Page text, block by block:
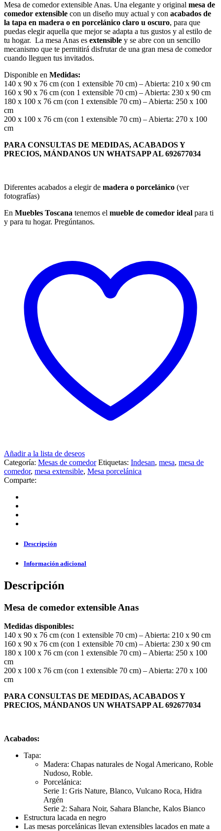
Mesa de comedor extensible Anas. Una elegante y original mesa de
comedor extensible con un diseño muy actual y con acabados de
la tapa en madera o en porcelánico claro u oscuro, para que
puedas elegir aquella que mejor se adapta a tus gustos y al estilo de
tu hogar. La mesa Anas es extensible y se abre con un sencillo
mecanismo que te permitirá disfrutar de una gran mesa de comedor
cuando lleguen tus invitados.
Disponible en Medidas:
140 x 90 x 76 cm (con 1 extensible 70 cm) – Abierta: 210 x 90 cm
160 x 90 x 76 cm (con 1 extensible 70 cm) – Abierta: 230 x 90 cm
180 x 100 x 76 cm (con 1 extensible 70 cm) – Abierta: 250 x 100
cm
200 x 100 x 76 cm (con 1 extensible 70 cm) – Abierta: 270 x 100
cm
PARA CONSULTAS DE MEDIDAS, ACABADOS Y
PRECIOS, MÁNDANOS UN WHATSAPP AL 692677034
Diferentes acabados a elegir de madera o porcelánico (ver
fotografías)
En Muebles Toscana tenemos el mueble de comedor ideal para ti
y para tu hogar. Pregúntanos.
Añadir a la lista de deseos
Categoría: Mesas de comedor Etiquetas: Indesan, mesa, mesa de
comedor, mesa extensible, Mesa porcelánica
Comparte:
Descripción
Información adicional
Descripción
Mesa de comedor extensible Anas
Medidas disponibles:
140 x 90 x 76 cm (con 1 extensible 70 cm) – Abierta: 210 x 90 cm
160 x 90 x 76 cm (con 1 extensible 70 cm) – Abierta: 230 x 90 cm
180 x 100 x 76 cm (con 1 extensible 70 cm) – Abierta: 250 x 100
cm
200 x 100 x 76 cm (con 1 extensible 70 cm) – Abierta: 270 x 100
cm
PARA CONSULTAS DE MEDIDAS, ACABADOS Y
PRECIOS, MÁNDANOS UN WHATSAPP AL 692677034
Acabados:
Tapa:
Madera: Chapas naturales de Nogal Americano, Roble
Nudoso, Roble.
Porcelánica:
Serie 1: Gris Nature, Blanco, Vulcano Roca, Hidra
Argén
Serie 2: Sahara Noir, Sahara Blanche, Kalos Bianco
Estructura lacada en negro
Las mesas porcelánicas llevan extensibles lacados en mate a